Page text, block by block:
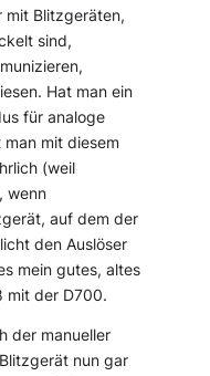
mit Blitzgeräten,
sind,
Hat man ein
für analoge
mit diesem
(weil
wenn
auf dem der
den Auslöser
mein gutes, altes
mit der D700.
der manueller
nun gar